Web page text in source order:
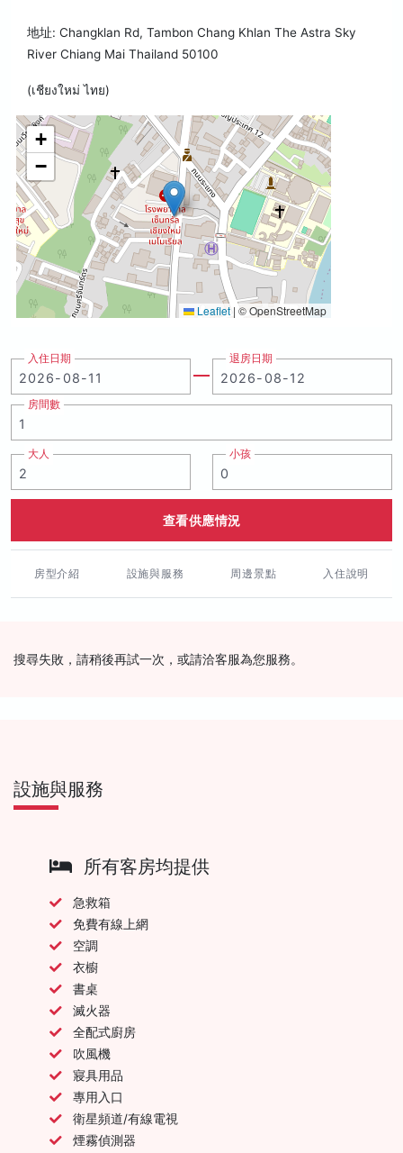
地址: Changklan Rd, Tambon Chang Khlan The Astra Sky
River Chiang Mai Thailand 50100
(เชียงใหม่ ไทย)
+
−
Leaflet | © OpenStreetMap
入住日期 退房日期
房間數
大人 小孩
查看供應情況
房型介紹 設施與服務 周邊景點 入住說明
搜尋失敗，請稍後再試一次，或請洽客服為您服務。
設施與服務
所有客房均提供
急救箱
免費有線上網
空調
衣櫥
書桌
滅火器
全配式廚房
吹風機
寢具用品
專用入口
衛星頻道/有線電視
煙霧偵測器